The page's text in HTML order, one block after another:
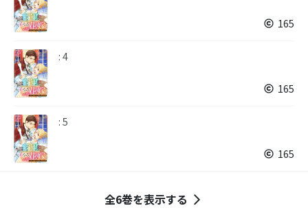
165
: 4
165
: 5
165
全6巻を表示する